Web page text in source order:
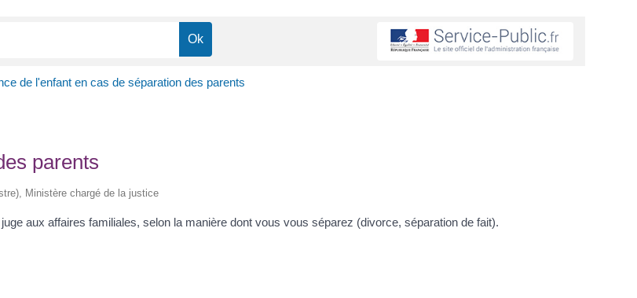
de l'enfant en cas de séparation des parents
parents
Ministère chargé de la justice
aux affaires familiales, selon la manière dont vous vous séparez (divorce, séparation de fait).